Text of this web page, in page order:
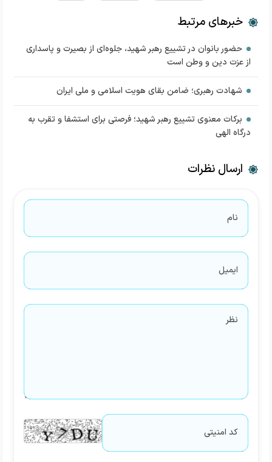
خبرهای مرتبط
حضور بانوان در تشییع رهبر شهید، جلوه‌ای از بصیرت و پاسداری
از عزت دین و وطن است
شهادت رهبری؛ ضامن بقای هویت اسلامی و ملی ایران
برکات معنوی تشییع رهبر شهید؛ فرصتی برای استشفا و تقرب به
درگاه الهی
ارسال نظرات